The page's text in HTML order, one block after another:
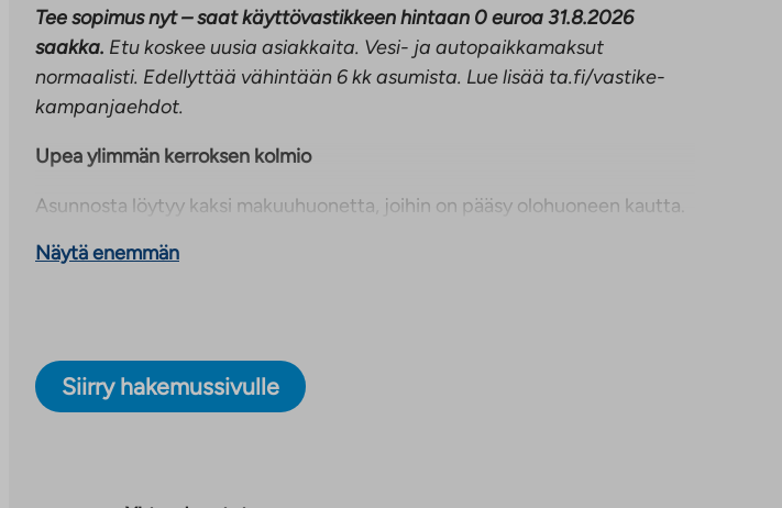
Tee sopimus nyt – saat käyttövastikkeen hintaan 0 euroa 31.8.2026
saakka. Etu koskee uusia asiakkaita. Vesi- ja autopaikkamaksut
normaalisti. Edellyttää vähintään 6 kk asumista. Lue lisää ta.fi/vastike-
kampanjaehdot.
Upea ylimmän kerroksen kolmio
Asunnosta löytyy kaksi makuuhuonetta, joihin on pääsy olohuoneen kautta.
yhteydestä löytyy oma ihana sauna. Tilava avokeittiö ja kahdella ikkunalla
irtainvarastot, ulkoiluväline- ja lastenvaunuvarasto, saunatila, pesula ja
kuivaushuone.
Näytä enemmän
Siirry hakemussivulle